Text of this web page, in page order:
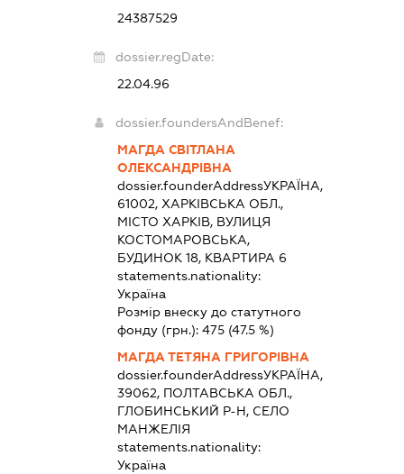
24387529
dossier.regDate:
22.04.96
dossier.foundersAndBenef:
МАГДА СВІТЛАНА
ОЛЕКСАНДРІВНА
dossier.founderAddressУКРАЇНА,
61002, ХАРКІВСЬКА ОБЛ.,
МІСТО ХАРКІВ, ВУЛИЦЯ
КОСТОМАРОВСЬКА,
БУДИНОК 18, КВАРТИРА 6
statements.nationality:
Україна
Розмір внеску до статутного
фонду (грн.): 475(47.5 %)
МАГДА ТЕТЯНА ГРИГОРІВНА
dossier.founderAddressУКРАЇНА,
39062, ПОЛТАВСЬКА ОБЛ.,
ГЛОБИНСЬКИЙ Р-Н, СЕЛО
МАНЖЕЛІЯ
statements.nationality:
Україна